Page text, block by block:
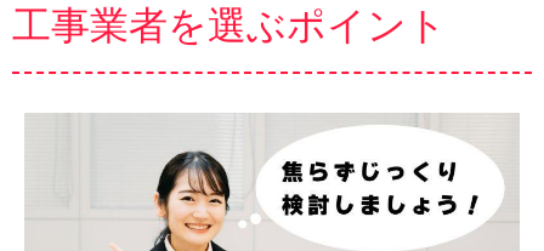
工事業者を選ぶポイント